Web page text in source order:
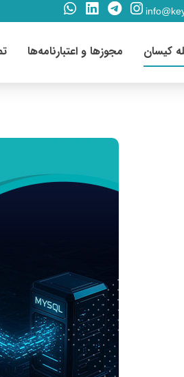
کیسان مجوزها و اعتبارنامه‌ها